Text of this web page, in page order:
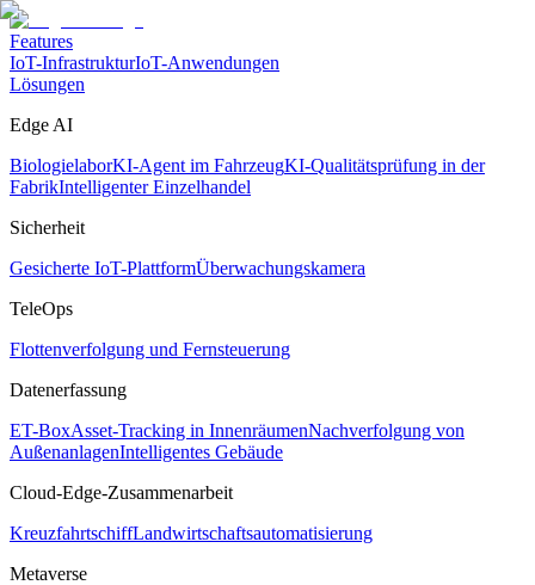
Features
IoT-InfrastrukturIoT-Anwendungen
Lösungen
Edge AI
BiologielaborKI-Agent im FahrzeugKI-Qualitätsprüfung in der
FabrikIntelligenter Einzelhandel
Sicherheit
Gesicherte IoT-PlattformÜberwachungskamera
TeleOps
Flottenverfolgung und Fernsteuerung
Datenerfassung
ET-BoxAsset-Tracking in InnenräumenNachverfolgung von
AußenanlagenIntelligentes Gebäude
Cloud-Edge-Zusammenarbeit
KreuzfahrtschiffLandwirtschaftsautomatisierung
Metaverse